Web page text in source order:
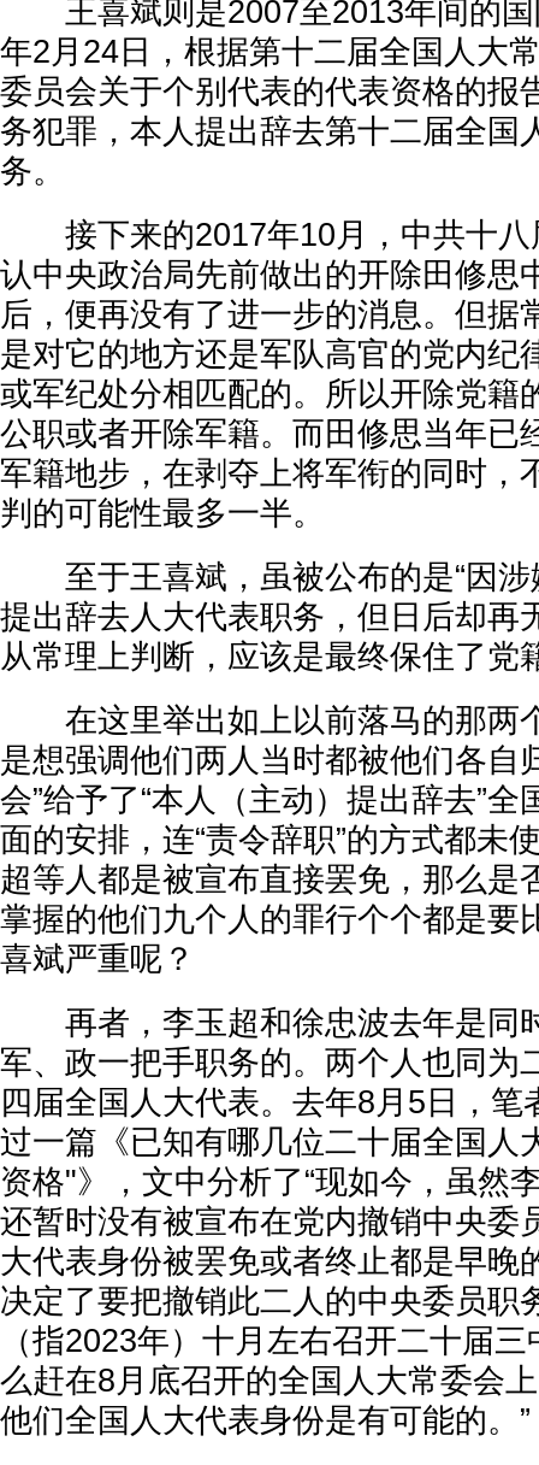
王喜斌则是2007至2013年间的国
年2月24日，根据第十二届全国人大
委员会关于个别代表的代表资格的报
务犯罪，本人提出辞去第十二届全国
务。
接下来的2017年10月，中共十八
认中央政治局先前做出的开除田修思
后，便再没有了进一步的消息。但据
是对它的地方还是军队高官的党内纪
或军纪处分相匹配的。所以开除党籍
公职或者开除军籍。而田修思当年已
军籍地步，在剥夺上将军衔的同时，
判的可能性最多一半。
至于王喜斌，虽被公布的是“因涉
提出辞去人大代表职务，但日后却再
从常理上判断，应该是最终保住了党
在这里举出如上以前落马的那两
是想强调他们两人当时都被他们各自
会”给予了“本人（主动）提出辞去”
面的安排，连“责令辞职”的方式都未
超等人都是被宣布直接罢免，那么是
掌握的他们九个人的罪行个个都是要
喜斌严重呢？
再者，李玉超和徐忠波去年是同
军、政一把手职务的。两个人也同为
四届全国人大代表。去年8月5日，笔
过一篇《已知有哪几位二十届全国人
资格"》，文中分析了“现如今，虽然
还暂时没有被宣布在党内撤销中央委
大代表身份被罢免或者终止都是早晚
决定了要把撤销此二人的中央委员职
（指2023年）十月左右召开二十届
么赶在8月底召开的全国人大常委会
他们全国人大代表身份是有可能的。”